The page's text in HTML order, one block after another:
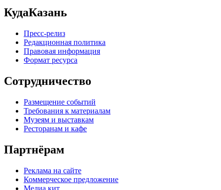
КудаКазань
Пресс-релиз
Редакционная политика
Правовая информация
Формат ресурса
Сотрудничество
Размещение событий
Требования к материалам
Музеям и выставкам
Ресторанам и кафе
Партнёрам
Реклама на сайте
Коммерческое предложение
Медиа кит